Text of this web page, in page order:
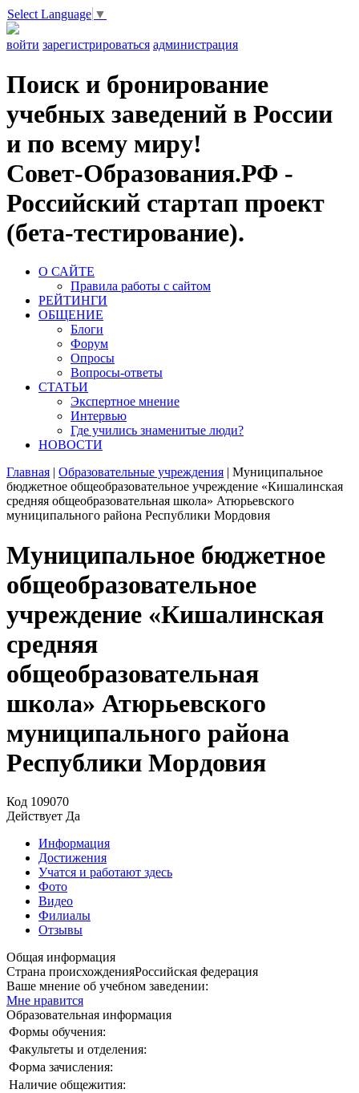
Select Language ▼
войти зарегистрироваться администрация
Поиск и бронирование
учебных заведений в России
и по всему миру!
Совет-Образования.РФ -
Российский стартап проект
(бета-тестирование).
О САЙТЕ
Правила работы с сайтом
РЕЙТИНГИ
ОБЩЕНИЕ
Блоги
Форум
Опросы
Вопросы-ответы
СТАТЬИ
Экспертное мнение
Интервью
Где учились знаменитые люди?
НОВОСТИ
Главная | Образовательные учреждения | Муниципальное
бюджетное общеобразовательное учреждение «Кишалинская
средняя общеобразовательная школа» Атюрьевского
муниципального района Республики Мордовия
Муниципальное бюджетное
общеобразовательное
учреждение «Кишалинская
средняя
общеобразовательная
школа» Атюрьевского
муниципального района
Республики Мордовия
Код 109070
Действует Да
Информация
Достижения
Учатся и работают здесь
Фото
Видео
Филиалы
Отзывы
Общая информация
Страна происхожденияРоссийская федерация
Ваше мнение об учебном заведении:
Мне нравится
Образовательная информация
Формы обучения:
Факультеты и отделения:
Форма зачисления:
Наличие общежития: